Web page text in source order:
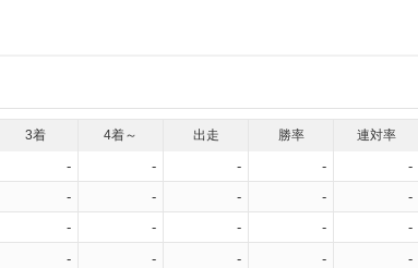
3着 4着～ 出走 勝率 連対率
- - - -
-
- - - -
-
- - - -
-
- - - - -